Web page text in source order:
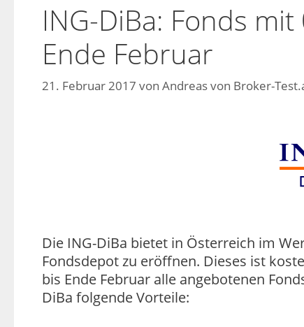
ING-DiBa: Fonds
Ende Februar
21. Februar 2017 von Andreas von Broker-
Die ING-DiBa bietet in Österreich im
Fondsdepot zu eröffnen. Dieses ist
bis Ende Februar alle angebotenen
DiBa folgende Vorteile: